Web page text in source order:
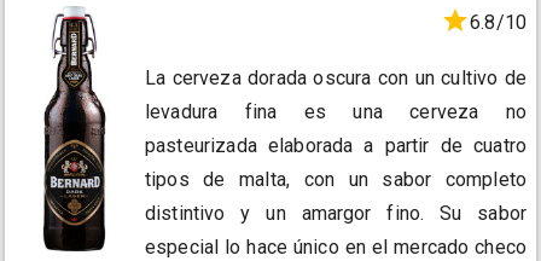
6.8/10
La cerveza dorada oscura con un cultivo de
levadura fina es una cerveza no
pasteurizada elaborada a partir de cuatro
tipos de malta, con un sabor completo
distintivo y un amargor fino. Su sabor
especial lo hace único en el mercado checo